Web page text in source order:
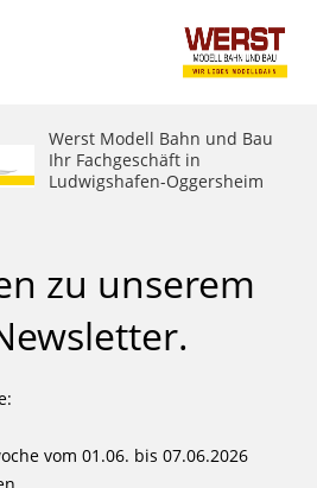
Werst Modell Bahn und Bau
Ihr Fachgeschäft in
Ludwigshafen-Oggersheim
zu unserem
vom 01.06. bis 07.06.2026